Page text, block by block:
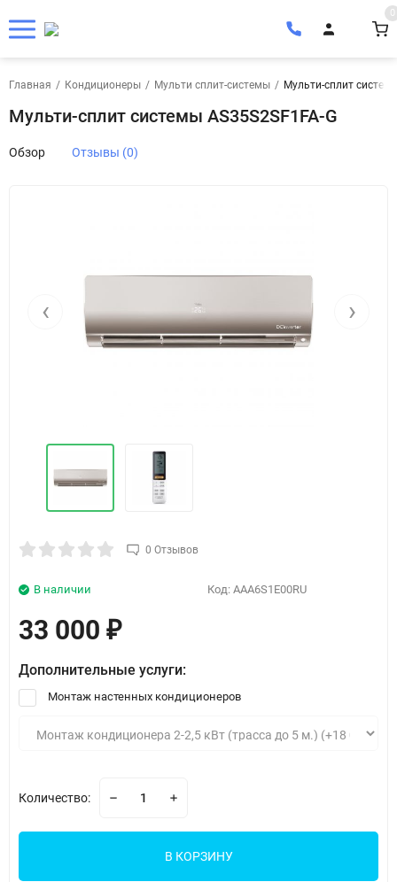
0
Главная / Кондиционеры / Мульти сплит-системы / Мульти-сплит
Мульти-сплит системы AS35S2SF1FA-G
Обзор Отзывы (0)
‹ ›
0 Отзывов
Код: AAA6S1E00RU
В наличии
33 000 ₽
Дополнительные услуги:
Монтаж настенных кондиционеров
Количество:
В КОРЗИНУ